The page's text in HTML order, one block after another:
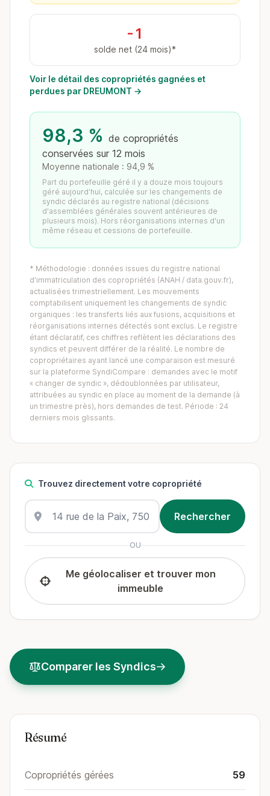
-1
solde net (24 mois)*
Voir le détail des copropriétés gagnées et
perdues par DREUMONT →
98,3 % de copropriétés
conservées sur 12 mois
Moyenne nationale : 94,9 %
Part du portefeuille géré il y a douze mois toujours
géré aujourd'hui, calculée sur les changements de
syndic déclarés au registre national (décisions
d'assemblées générales souvent antérieures de
plusieurs mois). Hors réorganisations internes d'un
même réseau et cessions de portefeuille.
* Méthodologie : données issues du registre national
d'immatriculation des copropriétés (ANAH / data.gouv.fr),
actualisées trimestriellement. Les mouvements
comptabilisent uniquement les changements de syndic
organiques : les transferts liés aux fusions, acquisitions et
réorganisations internes détectés sont exclus. Le registre
étant déclaratif, ces chiffres reflètent les déclarations des
syndics et peuvent différer de la réalité. Le nombre de
copropriétaires ayant lancé une comparaison est mesuré
sur la plateforme SyndiCompare : demandes avec le motif
« changer de syndic », dédoublonnées par utilisateur,
attribuées au syndic en place au moment de la demande (à
un trimestre près), hors demandes de test. Période : 24
derniers mois glissants.
Trouvez directement votre copropriété
OU
Me géolocaliser et trouver mon
immeuble
Comparer les Syndics
Résumé
Copropriétés gérées 59